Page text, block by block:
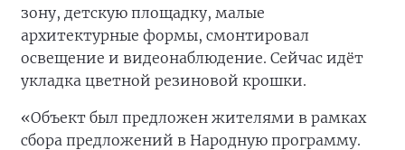
зону, детскую площадку, малые
архитектурные формы, смонтировал
освещение и видеонаблюдение. Сейчас идёт
укладка цветной резиновой крошки.
«Объект был предложен жителями в рамках
сбора предложений в Народную программу.